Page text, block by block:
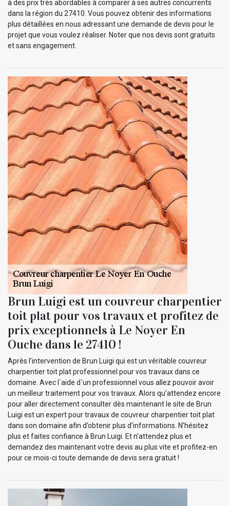
à des prix très abordables à comparer à ses autres concurrents
dans la région du 27410. Vous pouvez obtenir des informations
plus détaillées en nous adressant une demande de devis pour le
projet que vous voulez réaliser. Noter que nos devis sont gratuits
et sans engagement.
Brun Luigi est un couvreur charpentier
toit plat pour vos travaux et profitez de
prix exceptionnels à Le Noyer En
Ouche dans le 27410 !
Après l’intervention de Brun Luigi qui est un véritable couvreur
charpentier toit plat professionnel pour vos travaux dans ce
domaine. Avec l`aide d`un professionnel vous allez pouvoir avoir
un meilleur traitement pour vos travaux. Alors qu’attendez encore
pour aller directement consulter dès maintenant le site de Brun
Luigi est un expert pour travaux de couvreur charpentier toit plat
dans son domaine afin d’obtenir plus d’informations. N’hésitez
plus et faites confiance à Brun Luigi. Et n’attendez plus et
demandez des maintenant votre devis au plus vite et profitez-en
pour ce mois-ci toute demande de devis sera gratuit !